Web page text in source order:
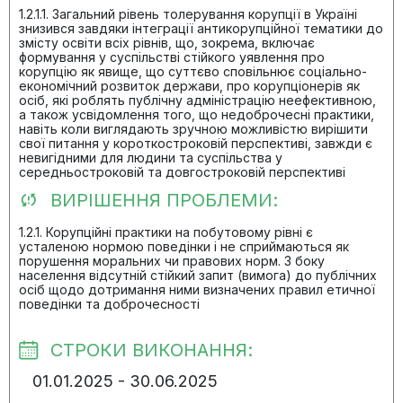
1.2.1.1. Загальний рівень толерування корупції в Україні
знизився завдяки інтеграції антикорупційної тематики до
змісту освіти всіх рівнів, що, зокрема, включає
формування у суспільстві стійкого уявлення про
корупцію як явище, що суттєво сповільнює соціально-
економічний розвиток держави, про корупціонерів як
осіб, які роблять публічну адміністрацію неефективною,
а також усвідомлення того, що недоброчесні практики,
навіть коли виглядають зручною можливістю вирішити
свої питання у короткостроковій перспективі, завжди є
невигідними для людини та суспільства у
середньостроковій та довгостроковій перспективі
ВИРІШЕННЯ ПРОБЛЕМИ:
1.2.1. Корупційні практики на побутовому рівні є
усталеною нормою поведінки і не сприймаються як
порушення моральних чи правових норм. З боку
населення відсутній стійкий запит (вимога) до публічних
осіб щодо дотримання ними визначених правил етичної
поведінки та доброчесності
СТРОКИ ВИКОНАННЯ:
01.01.2025 - 30.06.2025